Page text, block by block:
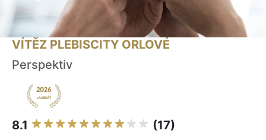
VÍTĚZ PLEBISCITY ORLOVÉ
Perspektiv
8.1 (17)